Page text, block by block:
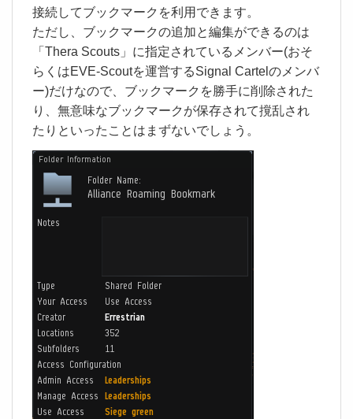
接続してブックマークを利用できます。
ただし、ブックマークの追加と編集ができるのは
「Thera Scouts」に指定されているメンバー(おそ
らくはEVE-Scoutを運営するSignal Cartelのメンバ
ー)だけなので、ブックマークを勝手に削除された
り、無意味なブックマークが保存されて撹乱され
たりといったことはまずないでしょう。